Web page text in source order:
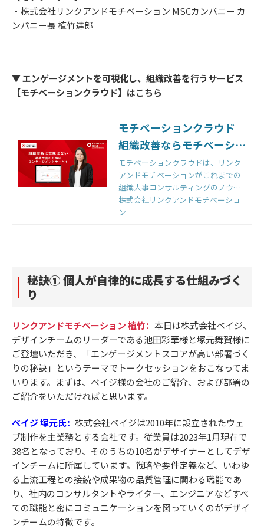
・株式会社リンクアンドモチベーション MSCカンパニー カ
ンパニー長 植竹達郎
▼ エンゲージメントを可視化し、組織改善を行うサービス
【モチベーションクラウド】はこちら
モチベーションクラウド｜
組織改善ならモチベーショ
ンクラウド
モチベーションクラウドは、リンク
アンドモチベーションがこれまでの
組織人事コンサルティングのノウハ
ウをもとに開発した国内初の組織改
善クラウドです。組織のモノサシ
株式会社リンクアンドモチベーショ
ン
秘訣① 個人が自律的に成長する仕組みづく
り
リンクアンドモチベーション 植竹： 本日は株式会社ベイジ、
デザインチームのリーダーである池田彩華様と塚元舞賀様に
ご登壇いただき、「エンゲージメントスコアが高い部署づく
りの秘訣」というテーマでトークセッションをおこなってま
いります。まずは、ベイジ様の会社のご紹介、および部署の
ご紹介をいただければと思います。
ベイジ 塚元氏： 株式会社ベイジは2010年に設立されたウェ
ブ制作を主業務とする会社です。従業員は2023年1月現在で
38名となっており、そのうちの10名がデザイナーとしてデザ
インチームに所属しています。戦略や要件定義など、いわゆ
る上流工程との接続や成果物の品質管理に関わる職能であ
り、社内のコンサルタントやライター、エンジニアなどすべ
ての職能と密にコミュニケーションを図っていくのがデザイ
ンチームの特徴です。